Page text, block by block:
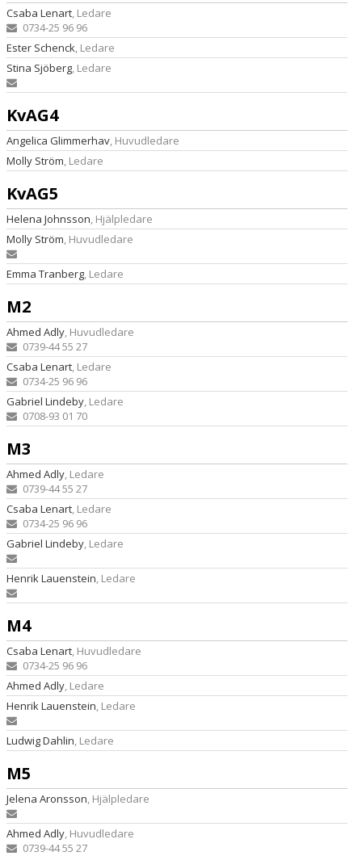
Csaba Lenart, Ledare
0734-25 96 96
Ester Schenck, Ledare
Stina Sjöberg, Ledare
KvAG4
Angelica Glimmerhav, Huvudledare
Molly Ström, Ledare
KvAG5
Helena Johnsson, Hjälpledare
Molly Ström, Huvudledare
Emma Tranberg, Ledare
M2
Ahmed Adly, Huvudledare
0739-44 55 27
Csaba Lenart, Ledare
0734-25 96 96
Gabriel Lindeby, Ledare
0708-93 01 70
M3
Ahmed Adly, Ledare
0739-44 55 27
Csaba Lenart, Ledare
0734-25 96 96
Gabriel Lindeby, Ledare
Henrik Lauenstein, Ledare
M4
Csaba Lenart, Huvudledare
0734-25 96 96
Ahmed Adly, Ledare
Henrik Lauenstein, Ledare
Ludwig Dahlin, Ledare
M5
Jelena Aronsson, Hjälpledare
Ahmed Adly, Huvudledare
0739-44 55 27